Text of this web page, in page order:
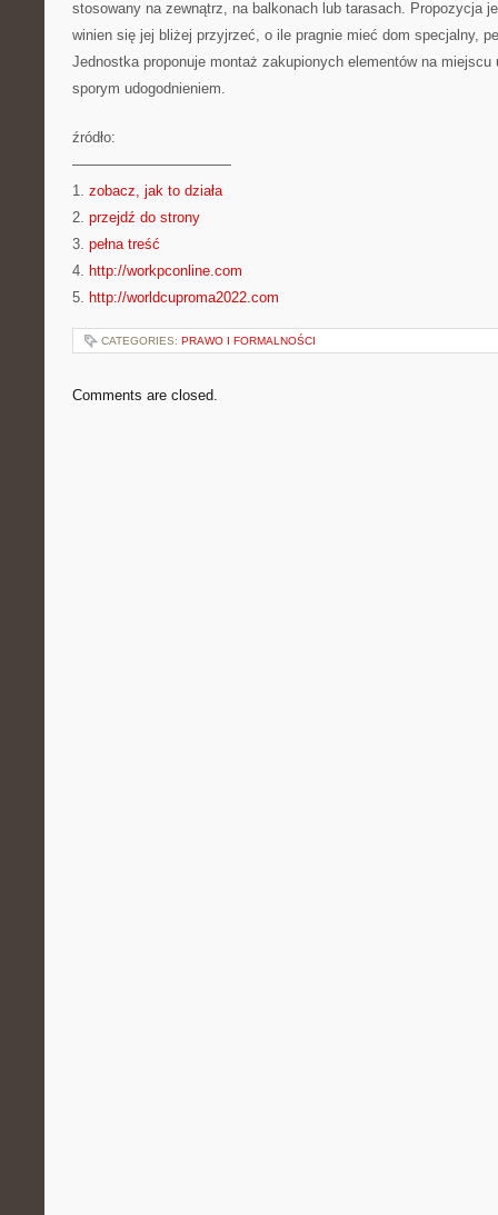
stosowany na zewnątrz, na balkonach lub tarasach. Propozycja
winien się jej bliżej przyjrzeć, o ile pragnie mieć dom specjalny,
Jednostka proponuje montaż zakupionych elementów na
sporym udogodnieniem.
źródło:
———————————
1. zobacz, jak to działa
2. przejdź do strony
3. pełna treść
4. http://workpconline.com
5. http://worldcuproma2022.com
CATEGORIES: PRAWO I FORMALNOŚCI
Comments are closed.